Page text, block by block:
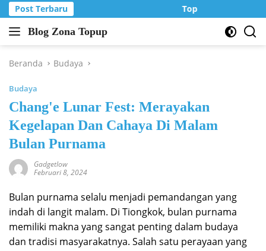
Langsung
ke
konten
Post Terbaru Top Up Murah di
Blog Zona Topup
Tips
Trik
game
online
Beranda Budaya
Budaya
Chang'e Lunar Fest: Merayakan
Kegelapan Dan Cahaya Di Malam
Bulan Purnama
Gadgetlow
Februari 8, 2024
Bulan purnama selalu menjadi pemandangan yang
indah di langit malam. Di Tiongkok, bulan purnama
memiliki makna yang sangat penting dalam budaya
dan tradisi masyarakatnya. Salah satu perayaan yang